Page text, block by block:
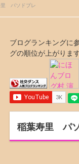
里 パソドブレ
ブログランキングに
グの順位が上がりま
稲葉寿里 パ